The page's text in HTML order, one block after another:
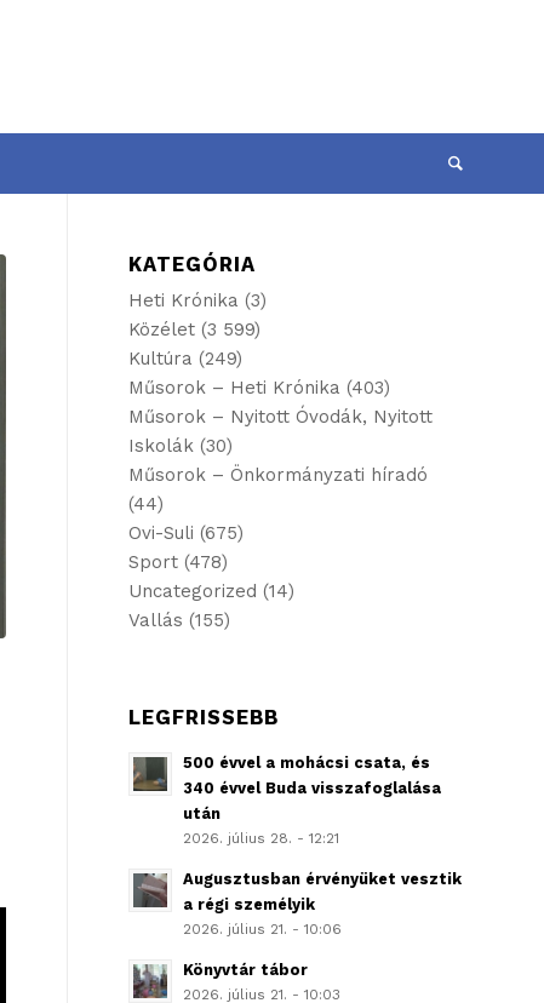
KATEGÓRIA
Heti Krónika (3)
Közélet (3 599)
Kultúra (249)
Műsorok – Heti Krónika (403)
Műsorok – Nyitott Óvodák, Nyitott
Iskolák (30)
Műsorok – Önkormányzati híradó
(44)
Ovi-Suli (675)
Sport (478)
Uncategorized (14)
Vallás (155)
LEGFRISSEBB
500 évvel a mohácsi csata, és
340 évvel Buda visszafoglalása
után
2026. július 28. - 12:21
Augusztusban érvényüket vesztik
a régi személyik
2026. július 21. - 10:06
Könyvtár tábor
2026. július 21. - 10:03